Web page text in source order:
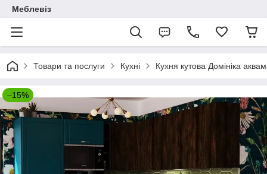
Меблевіз
Товари та послуги Кухні Кухня кутова Домініка
–15%